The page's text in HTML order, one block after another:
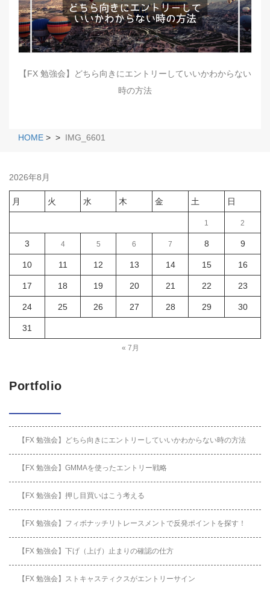
【FX 勉強会】どちら向きにエントリーしていいかわからない
時の方法
HOME > > IMG_6601
2026年8月
月 火 水 木 金 土 日
1 2
3 4 5 6 7 8 9
10 11 12 13 14 15 16
17 18 19 20 21 22 23
24 25 26 27 28 29 30
31
« 7月
Portfolio
【FX 勉強会】どちら向きにエントリーしていいかわからない時の方法
【FX 勉強会】GMMAを使ったエントリー戦略
【FX 勉強会】押し目買いはこう考える
【FX 勉強会】フィボナッチリトレースメントで反発ポイントを探す！
【FX 勉強会】下げ（上げ）止まりの確認の仕方
【FX 勉強会】ストキャスティクスがエントリーサイン